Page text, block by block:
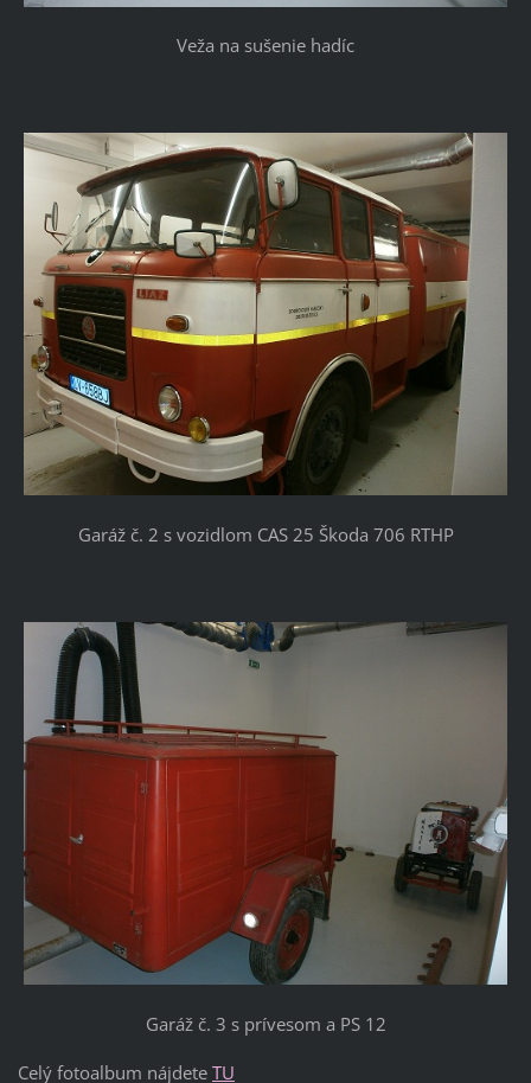
Veža na sušenie hadíc
Garáž č. 2 s vozidlom CAS 25 Škoda 706 RTHP
Garáž č. 3 s prívesom a PS 12
Celý fotoalbum nájdete TU